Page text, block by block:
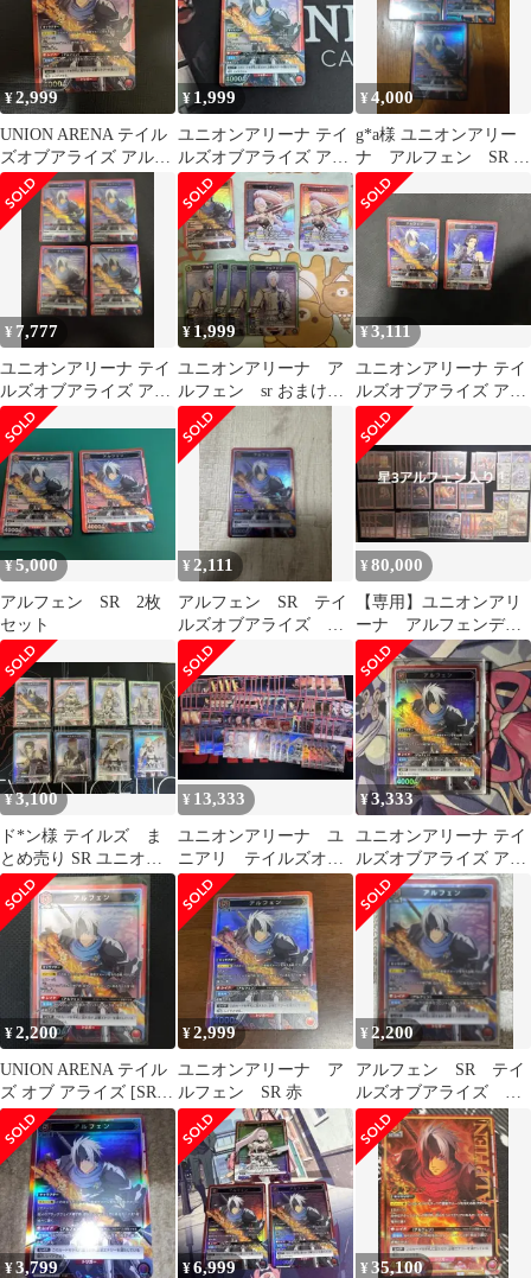
¥2,999
UNION ARENA テイル
ズオブアライズ アルフ
ェン SR
¥ 1,999
ユニオンアリーナ テイ
ルズオブアライズ アル
フェン SR
¥4,000
g*a様 ユニオンアリー
ナ アルフェン SR 3
枚
¥ 7,777
ユニオンアリーナ テイ
ルズオブアライズ アル
フェン SR 4枚
¥ 1,999
ユニオンアリーナ ア
ルフェン sr おまけ付
き
¥3,111
ユニオンアリーナ テイ
ルズオブアライズ アル
フェン SR
¥5,000
アルフェン SR 2枚
セット
¥ 2,111
アルフェン SR テイ
ルズオブアライズ ユ
ニオンアリーナ 1枚
¥80,000
【専用】ユニオンアリ
ーナ アルフェンデッ
キパラレル多数！
¥3,100
ド*ン様 テイルズ ま
とめ売り SR ユニオン
アリーナ
¥ 13,333
ユニオンアリーナ ユ
ニアリ テイルズオブ
アライズ デッキ パ
ーツ
¥3,333
ユニオンアリーナ テイ
ルズオブアライズ アル
フェン SR
¥2,200
UNION ARENA テイル
ズ オブ アライズ [SR]
アルフェン 他
¥2,999
ユニオンアリーナ ア
ルフェン SR 赤
¥2,200
アルフェン SR テイ
ルズオブアライズ ユ
ニオンアリーナ 1枚
¥3,799 ¥6,999 ¥35,100